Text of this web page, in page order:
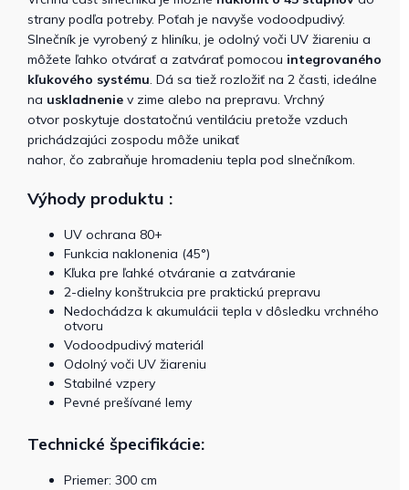
strany podľa potreby. Poťah je navyše vodoodpudivý.
Slnečník je vyrobený z hliníku, je odolný voči UV žiareniu a
môžete ľahko otvárať a zatvárať pomocou integrovaného
kľukového systému. Dá sa tiež rozložiť na 2 časti, ideálne
na uskladnenie v zime alebo na prepravu. Vrchný
otvor poskytuje dostatočnú ventiláciu pretože vzduch
prichádzajúci zospodu môže unikať
nahor, čo zabraňuje hromadeniu tepla pod slnečníkom.
Výhody produktu :
UV ochrana 80+
Funkcia naklonenia (45°)
Kľuka pre ľahké otváranie a zatváranie
2-dielny konštrukcia pre praktickú prepravu
Nedochádza k akumulácii tepla v dôsledku vrchného
otvoru
Vodoodpudivý materiál
Odolný voči UV žiareniu
Stabilné vzpery
Pevné prešívané lemy
Technické špecifikácie:
Priemer: 300 cm